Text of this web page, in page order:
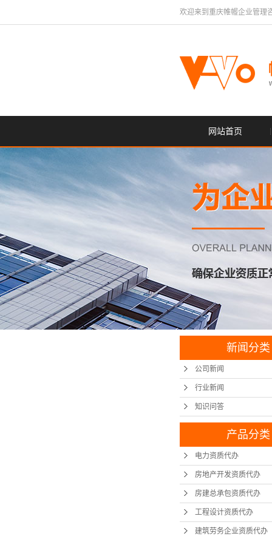
欢迎来到重庆帷幄企业管理
网站首页
新闻分类
公司新闻
行业新闻
知识问答
产品分类
电力资质代办
房地产开发资质代办
房建总承包资质代办
工程设计资质代办
建筑劳务企业资质代办